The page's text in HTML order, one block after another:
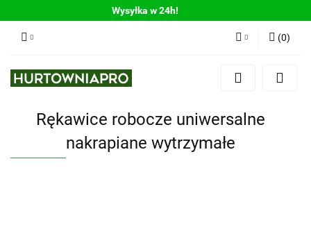
Wysyłka w 24h!
Zaloguj się
Dodaj zgłoszenie
(0)
Rękawice robocze uniwersalne
nakrapiane wytrzymałe